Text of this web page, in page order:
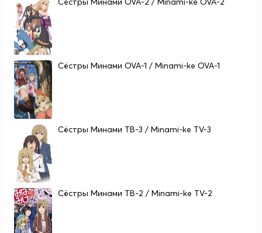
Сёстры Минами OVA-1 / Minami-ke OVA-1
Сёстры Минами ТВ-3 / Minami-ke TV-3
Сёстры Минами ТВ-2 / Minami-ke TV-2